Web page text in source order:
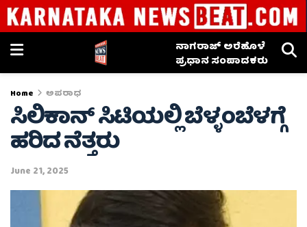
ನಾಗರಾಜ್ ಅರೆಹೊಳೆ
ಪ್ರಧಾನ ಸಂಪಾದಕರು
Home ಅಪರಾಧ
ಸಿಲಿಕಾನ್ ಸಿಟಿಯಲ್ಲಿ ಬೆಳ್ಳಂಬೆಳಗ್ಗೆ
ಹರಿದ ನೆತ್ತರು
June 21, 2025